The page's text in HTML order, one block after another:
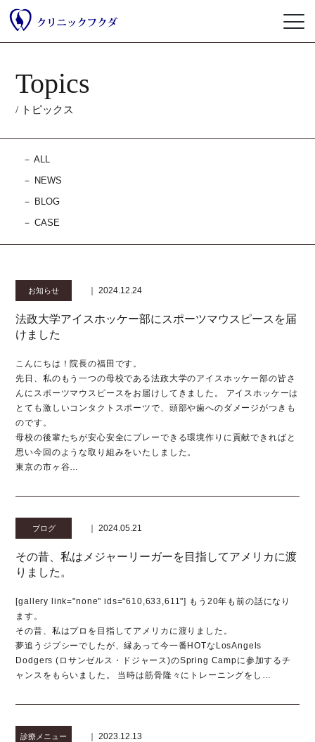
Topics
/ トピックス
－ALL
－ NEWS
－ BLOG
－CASE
お知らせ ｜ 2024.12.24
法政大学アイスホッケー部にスポーツマウスピースを届
けました
こんにちは！院長の福田です。
先日、私のもう一つの母校である法政大学のアイスホッケー部の皆さ
んにスポーツマウスピースをお届けしてきました。 アイスホッケーは
とても激しいコンタクトスポーツで、頭部や歯へのダメージがつきも
のです。
母校の後輩たちが安心安全にプレーできる環境作りに貢献できればと
思い今回のような取り組みをいたしました。
東京の市ヶ谷…
ブログ ｜ 2024.05.21
その昔、私はメジャーリーガーを目指してアメリカに渡
りました。
[gallery link="none" ids="610,633,611"] もう20年も前の話になり
ます。
その昔、私はプロを目指してアメリカに渡りました。
夢追うジプシーでしたが、縁あって今一番HOTなLosAngels
Dodgers (ロサンゼルス・ドジャース)のSpring Campに参加するチ
ャンスをもらいました。 当時は筋骨隆々にトレーニングをし…
診療メニュー ｜ 2023.12.13